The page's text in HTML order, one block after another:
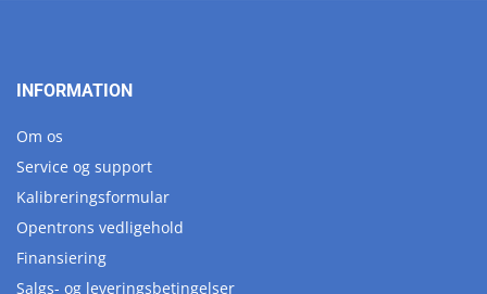
INFORMATION
Om os
Service og support
Kalibreringsformular
Opentrons vedligehold
Finansiering
Salgs- og leveringsbetingelser